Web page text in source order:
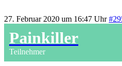
27. Februar 2020 um 16:47 Uhr
Painkiller
Teilnehmer